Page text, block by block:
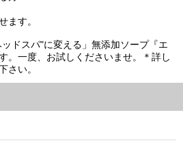
ます。
ドスパ"に変える」無添加ソープ『エ
。一度、お試しくださいませ。＊詳し
さい。